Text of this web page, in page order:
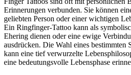
Erinnerungen verbunden. Sie können
geliebten Person oder einer wichtigen
Ein Ringfinger-Tattoo kann als
Ehering dienen oder eine ewige
ausdrücken. Die Wahl eines bestimmten
kann eine tief verwurzelte
eine bedeutungsvolle Lebensphase